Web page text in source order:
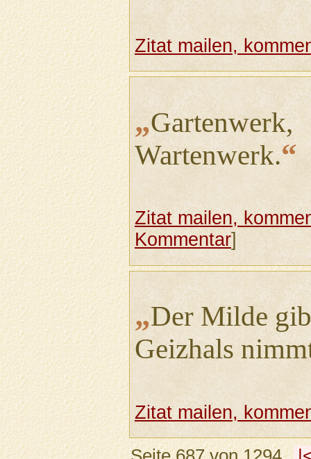
Zitat mailen,
„Gartenwerk,
Wartenwerk.“
Zitat mailen,
Kommentar]
„Der Milde
Geizhals
Zitat mailen,